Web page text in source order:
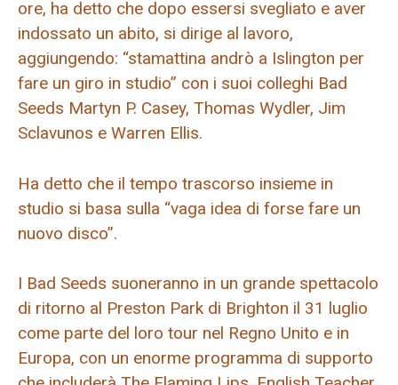
ore, ha detto che dopo essersi svegliato e aver
indossato un abito, si dirige al lavoro,
aggiungendo: “stamattina andrò a Islington per
fare un giro in studio” con i suoi colleghi Bad
Seeds Martyn P. Casey, Thomas Wydler, Jim
Sclavunos e Warren Ellis.
Ha detto che il tempo trascorso insieme in
studio si basa sulla “vaga idea di forse fare un
nuovo disco”.
I Bad Seeds suoneranno in un grande spettacolo
di ritorno al Preston Park di Brighton il 31 luglio
come parte del loro tour nel Regno Unito e in
Europa, con un enorme programma di supporto